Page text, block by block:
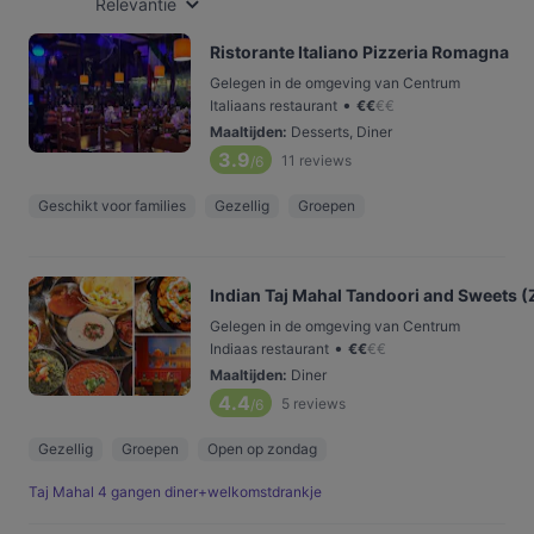
Relevantie
Ristorante Italiano Pizzeria Romagna
Gelegen in de omgeving van Centrum
Italiaans restaurant • €€€€
Maaltijden: Desserts, Diner
3.9/6 11 reviews
Geschikt voor families Gezellig Groepen
Indian Taj Mahal Tandoori and Sweets
Gelegen in de omgeving van Centrum
Indiaas restaurant • €€€€
Maaltijden: Diner
4.4/6 5 reviews
Gezellig Groepen Open op zondag
Taj Mahal 4 gangen diner+welkomstdrankje